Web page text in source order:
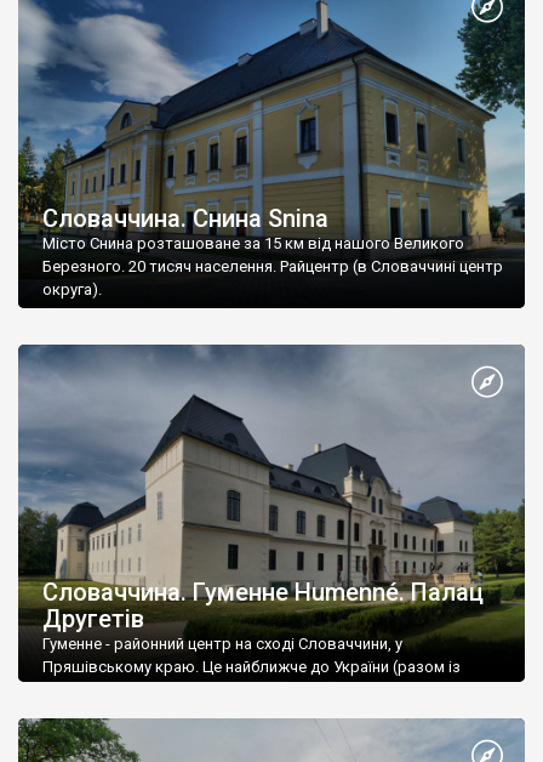
Словаччина. Снина Snina
Місто Снина розташоване за 15 км від нашого Великого
Березного. 20 тисяч населення. Райцентр (в Словаччині центр
округа).
Словаччина. Гуменне Humenné. Палац
Другетів
Гуменне - районний центр на сході Словаччини, у
Пряшівському краю. Це найближче до України (разом із